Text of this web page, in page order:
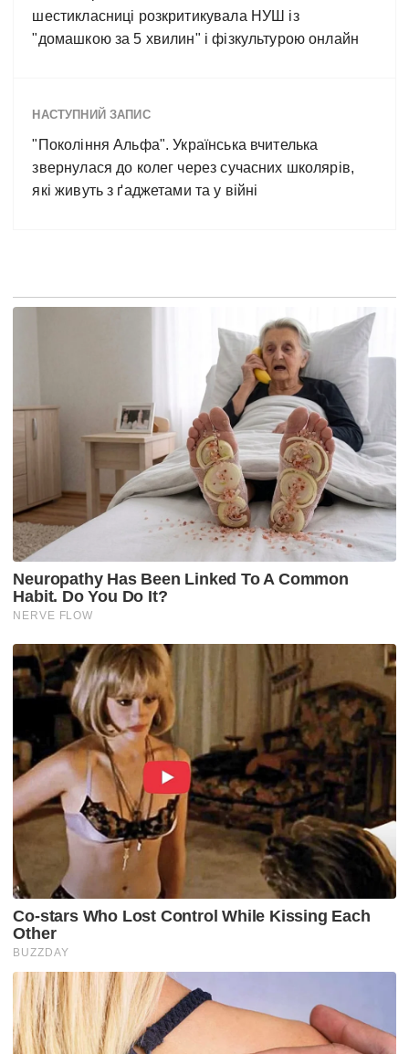
шестикласниці розкритикувала НУШ із
"домашкою за 5 хвилин" і фізкультурою онлайн
НАСТУПНИЙ ЗАПИС
"Покоління Альфа". Українська вчителька
звернулася до колег через сучасних школярів,
які живуть з ґаджетами та у війні